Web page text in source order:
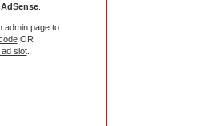
.
admin page to
OR
slot.